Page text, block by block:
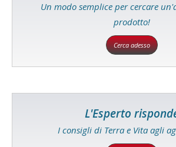
Un modo semplice per cercare
prodotto!
Cerca adesso
L'Esperto
I consigli di Terra e Vita agli